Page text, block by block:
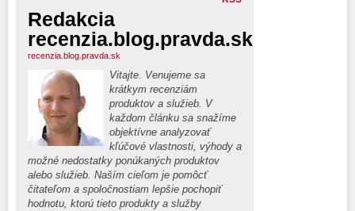
Redakcia
recenzia.blog.pravda.sk
recenzia.blog.pravda.sk
Vitajte. Venujeme sa
krátkym recenziám
produktov a služieb. V
každom článku sa snažíme
objektívne analyzovať
kľúčové vlastnosti, výhody a
možné nedostatky ponúkaných produktov
alebo služieb. Naším cieľom je pomôcť
čitateľom a spoločnostiam lepšie pochopiť
hodnotu, ktorú tieto produkty a služby